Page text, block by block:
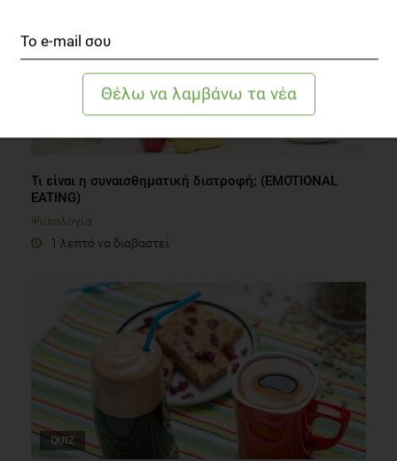
Τι είναι η συναισθηματική διατροφή; (EMOTIONAL
EATING)
Ψυχολογία
1 λεπτό να διαβαστεί
QUIZ